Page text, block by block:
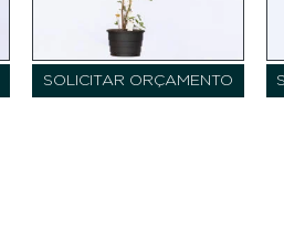
SOLICITAR ORÇAMENTO